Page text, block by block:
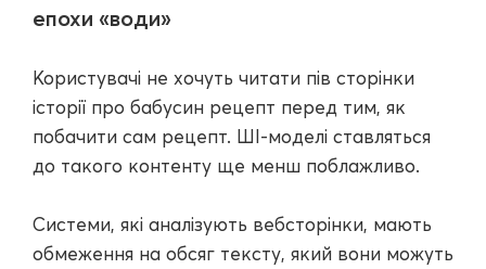
епохи «води»
Користувачі не хочуть читати пів сторінки
історії про бабусин рецепт перед тим, як
побачити сам рецепт. ШІ-моделі ставляться
до такого контенту ще менш поблажливо.
Системи, які аналізують вебсторінки, мають
обмеження на обсяг тексту, який вони можуть